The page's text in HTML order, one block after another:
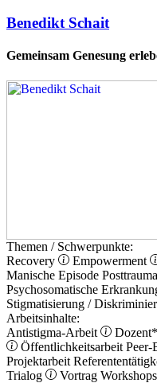
Benedikt Schait
Gemeinsam Genesung
Themen / Schwerpunkte:
Recovery
Empowerment
Manische Episode
Psychosomatische
Stigmatisierung /
Arbeitsinhalte:
Antistigma-Arbeit
Öffentlichkeitsarbeit Peer-
Projektarbeit
Trialog
Vortrag Workshops